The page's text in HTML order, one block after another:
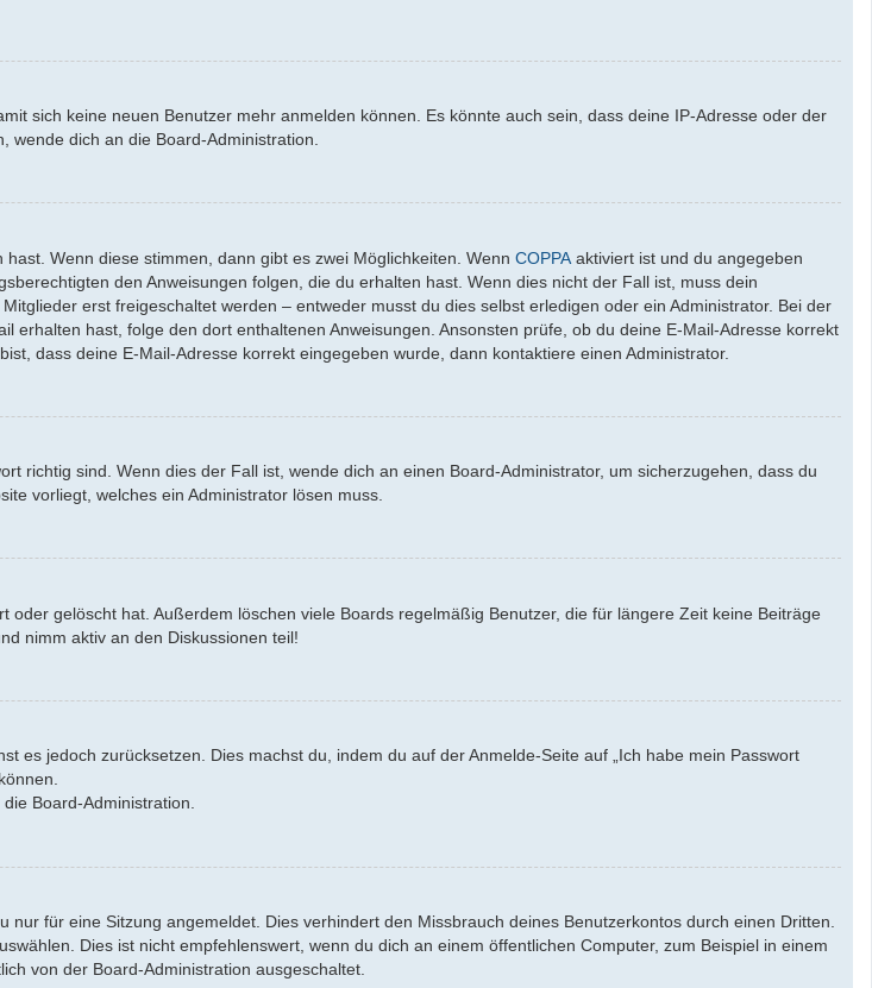
sich keine neuen Benutzer mehr anmelden können. Es könnte auch sein, dass deine IP-Adresse oder der
dich an die Board-Administration.
Wenn diese stimmen, dann gibt es zwei Möglichkeiten. Wenn COPPA aktiviert ist und du angegeben
den Anweisungen folgen, die du erhalten hast. Wenn dies nicht der Fall ist, muss dein
erst freigeschaltet werden – entweder musst du dies selbst erledigen oder ein Administrator. Bei der
hast, folge den dort enthaltenen Anweisungen. Ansonsten prüfe, ob du deine E-Mail-Adresse korrekt
dass deine E-Mail-Adresse korrekt eingegeben wurde, dann kontaktiere einen Administrator.
richtig sind. Wenn dies der Fall ist, wende dich an einen Board-Administrator, um sicherzugehen, dass du
vorliegt, welches ein Administrator lösen muss.
gelöscht hat. Außerdem löschen viele Boards regelmäßig Benutzer, die für längere Zeit keine Beiträge
nimm aktiv an den Diskussionen teil!
es jedoch zurücksetzen. Dies machst du, indem du auf der Anmelde-Seite auf „Ich habe mein Passwort
Board-Administration.
für eine Sitzung angemeldet. Dies verhindert den Missbrauch deines Benutzerkontos durch einen Dritten.
Dies ist nicht empfehlenswert, wenn du dich an einem öffentlichen Computer, zum Beispiel in einem
von der Board-Administration ausgeschaltet.